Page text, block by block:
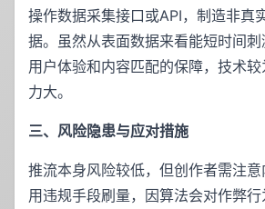
操作数据采集接口或API，制造非真
据。虽然从表面数据来看能短时间
用户体验和内容匹配的保障，技术
力大。
三、风险隐患与应对措施
推流本身风险较低，但创作者需注
用违规手段刷量，因算法会对作弊